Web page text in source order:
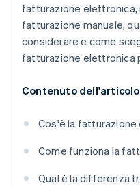
fatturazione elettronica,
fatturazione manuale,
considerare e come
fatturazione elettronica
Contenuto dell'articolo
Cos'è la
Come funziona la
Qual è la differenza